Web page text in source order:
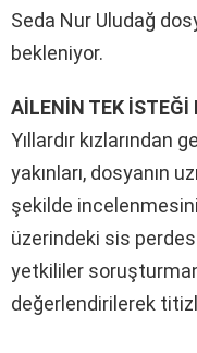
Seda Nur Uludağ
bekleniyor.
AİLENİN TEK
Yıllardır kızlarından
yakınları, dosyanın
şekilde
üzerindeki sis
yetkililer
değerlendirilerek